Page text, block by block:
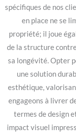
spécifiques de nos
en place ne se
propriété; il joue
de la structure
sa longévité. Opter
une solution
esthétique,
engageons à livrer
termes de design
impact visuel